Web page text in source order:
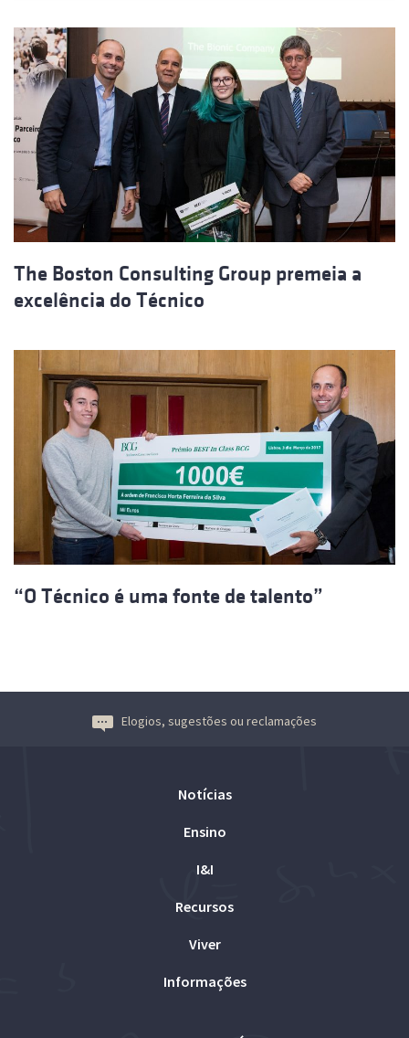
The Boston Consulting Group premeia a
excelência do Técnico
“O Técnico é uma fonte de talento”
Elogios, sugestões ou reclamações
Notícias
Ensino
I&I
Recursos
Viver
Informações